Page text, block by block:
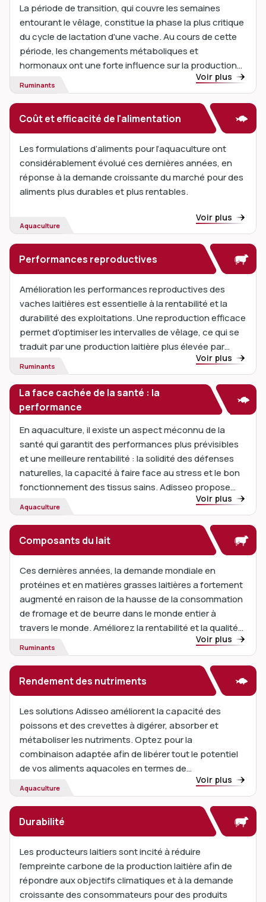
La période de transition, qui couvre les semaines
entourant le vêlage, constitue la phase la plus critique
du cycle de lactation d'une vache. Au cours de cette
période, les changements métaboliques et
hormonaux ont une forte influence sur la production
laitière et l'état de santé général. En gérant la période
de transition...
Voir plus
Ruminants
Coût et efficacité de l'alimentation
Les formulations d’aliments pour l’aquaculture ont
considérablement évolué ces dernières années, en
réponse à la demande croissante du marché pour des
aliments plus durables et plus rentables.
Voir plus
Aquaculture
Performances reproductives
Amélioration les performances reproductives des
vaches laitières est essentielle à la rentabilité et la
durabilité des exploitations. Une reproduction efficace
permet d'optimiser les intervalles de vêlage, ce qui se
traduit par une production laitière plus élevée par
vache tout au long de sa vie. En optimisant la fertilité
et la santé reproductive, les éleveurs peuvent
améliorer la productivité et la pérennité de leur
troupeau.
Voir plus
Ruminants
La face cachée de la santé : la
performance
En aquaculture, il existe un aspect méconnu de la
santé qui garantit des performances plus prévisibles
et une meilleure rentabilité : la solidité des défenses
naturelles, la capacité à faire face au stress et le bon
fonctionnement des tissus sains. Adisseo propose
Voir plus
Aquaculture
Composants du lait
Ces dernières années, la demande mondiale en
protéines et en matières grasses laitières a fortement
augmenté en raison de la hausse de la consommation
de fromage et de beurre dans le monde entier à
travers le monde. Améliorez la rentabilité et la qualité
des produits en augmentant la production laitière et
en améliorant la composition du lait.
Voir plus
Ruminants
Rendement des nutriments
Les solutions Adisseo améliorent la capacité des
poissons et des crevettes à digérer, absorber et
métaboliser les nutriments. Optez pour la
combinaison adaptée afin de libérer tout le potentiel
de vos aliments aquacoles en termes de
performances et de durabilité. Faites plus avec moins.
Voir plus
Aquaculture
Durabilité
Les producteurs laitiers sont incité à réduire
l'empreinte carbone de la production laitière afin de
répondre aux objectifs climatiques et à la demande
croissante des consommateurs pour des produits